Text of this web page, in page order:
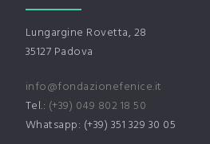
Lungargine Rovetta, 28
35127 Padova
info@fondazionefenice.it
Tel.: (+39) 049 802 18 50
Whatsapp: (+39) 351 329 30 05